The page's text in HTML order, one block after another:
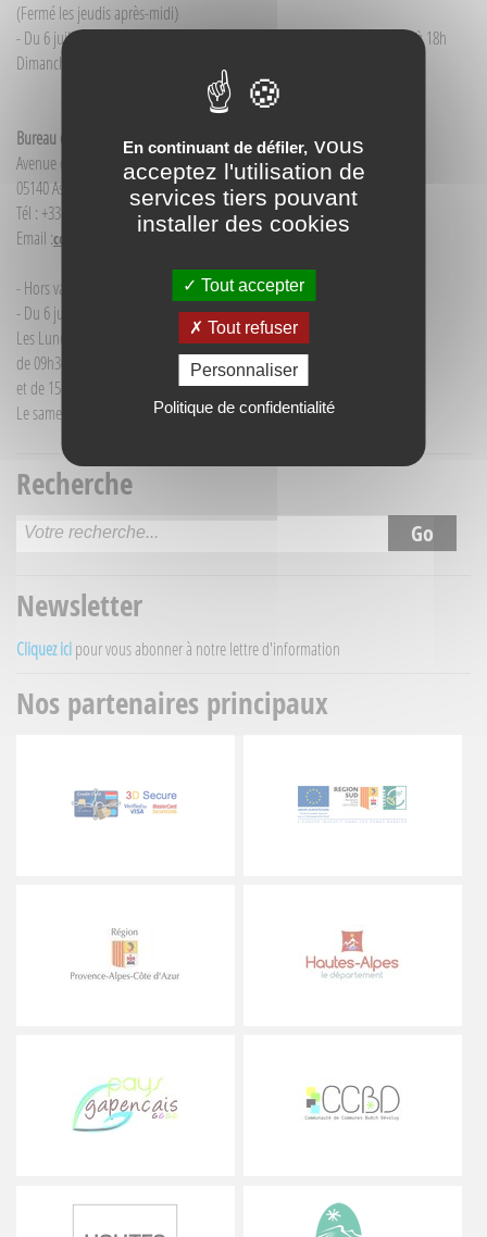
(Fermé les jeudis après-midi)
- Du 6 juillet / au 30 août : du lundi au samedi de 9h à 12h00 et de 14h à 18h
Dimanche et jour férié : 9h à 12h00
Bureau d'Informations touristiques Aspres-sur-Buëch
Avenue de la Gare
05140 Aspres-sur-Buëch - France
Tél : +33(0)4 92 58 68 88
Email :contact@sources-du-buech.com
- Hors vacances d'été : mardi de 9h30 à 12h00
- Du 6 juillet au 30 août :
Les Lundi et Mercredi
de 09h30 à 12h30
et de 15h30 à 18h00
Le samedi matin de 09h30 à 12h30
Recherche
Newsletter
Cliquez ici pour vous abonner à notre lettre d'information
Nos partenaires principaux
En continuant de défiler, vous
acceptez l'utilisation de
services tiers pouvant
installer des cookies
Tout accepter
Tout refuser
Personnaliser
Politique de confidentialité